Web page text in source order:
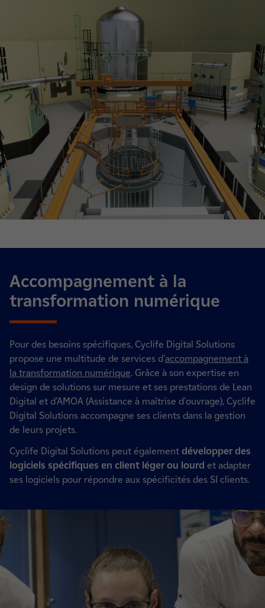
Accompagnement à la
transformation numérique
Pour des besoins spécifiques, Cyclife Digital Solutions
propose une multitude de services d'accompagnement à
la transformation numérique. Grâce à son expertise en
design de solutions sur mesure et ses prestations de Lean
Digital et d’AMOA (Assistance à maîtrise d'ouvrage), Cyclife
Digital Solutions accompagne ses clients dans la gestion
de leurs projets.
Cyclife Digital Solutions peut également développer des
logiciels spécifiques en client léger ou lourd et adapter
ses logiciels pour répondre aux spécificités des SI clients.